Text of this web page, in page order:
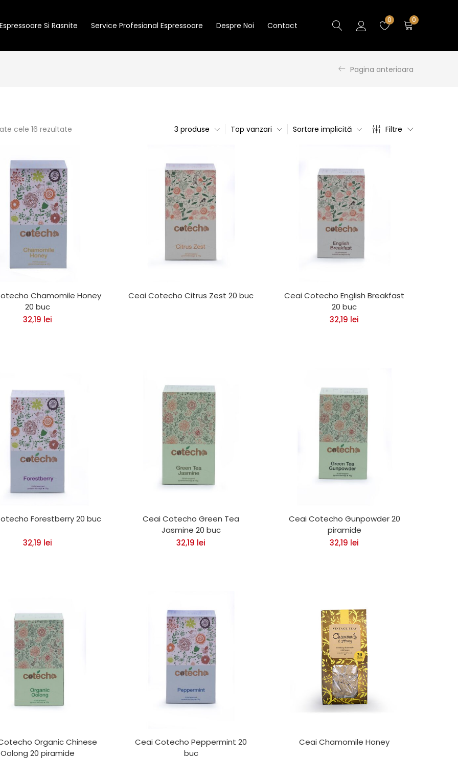
Espressoare Si Rasnite Service Profesional Espressoare Despre Noi Contact
0 0
Pagina anterioara
cele 16 rezultate Filtre
Sortare implicită
Top vanzari
3 produse
Chamomile Honey
20 buc
32,19 lei
Ceai Cotecho Citrus Zest 20 buc
Ceai Cotecho English Breakfast
20 buc
32,19 lei
Forestberry 20 buc
32,19 lei
Ceai Cotecho Green Tea
Jasmine 20 buc
32,19 lei
Ceai Cotecho Gunpowder 20
piramide
32,19 lei
Organic Chinese
Oolong 20 piramide
Ceai Cotecho Peppermint 20
buc
Ceai Chamomile Honey